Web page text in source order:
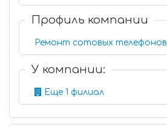
Профиль компании
Ремонт сотовых телефонов
У компании:
Еще 1 филиал